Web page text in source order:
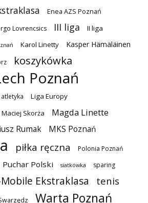
Enea AZS Poznań
Lovrencsics III liga II liga
Karol Linetty Kasper Hämäläinen
koszykówka
Poznań
Liga Europy
Maciej Skorża Magda Linette
Rumak MKS Poznań
piłka ręczna Polonia Poznań
Puchar Polski siatkówka sparing
Ekstraklasa tenis
Warta Poznań